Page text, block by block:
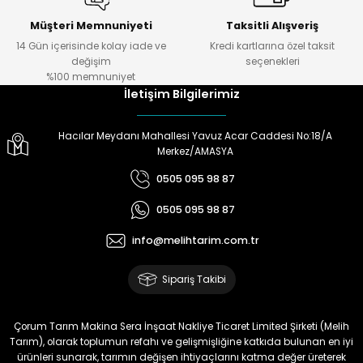
Ö... Ö... | 24/01/2024
Ürün hazırlamada
,göndermede,telefonda bilgi
almada çok yardımcılar.Melih
Doğan Zeki Gürbüz | 23/01/2024
Ürün elime çok çabuk ulaştı.
anda süs yoncasıyla ektim.
Bunun akibeti 2024 yazına belli
olacak
Müşteri Memnuniyeti
14 Gün içerisinde kolay iade ve
değişim
%100 memnuniyet
Taksitli Alışveriş
Kredi kartlarına özel taksit
seçenekleri
İletişim Bilgilerimiz
Hacılar Meydanı Mahallesi Yavuz Acar Caddesi No:18/A
Merkez/AMASYA
0505 095 98 87
0505 095 98 87
info@melihtarim.com.tr
Sipariş Takibi
Çorum Tarım Makina Sera İnşaat Nakliye Ticaret Limited Şirketi (Melih
Tarım), olarak toplumun refahı ve gelişmişliğine katkıda bulunan en iyi
ürünleri sunarak, tarımın değişen ihtiyaçlarını katma değer üreterek